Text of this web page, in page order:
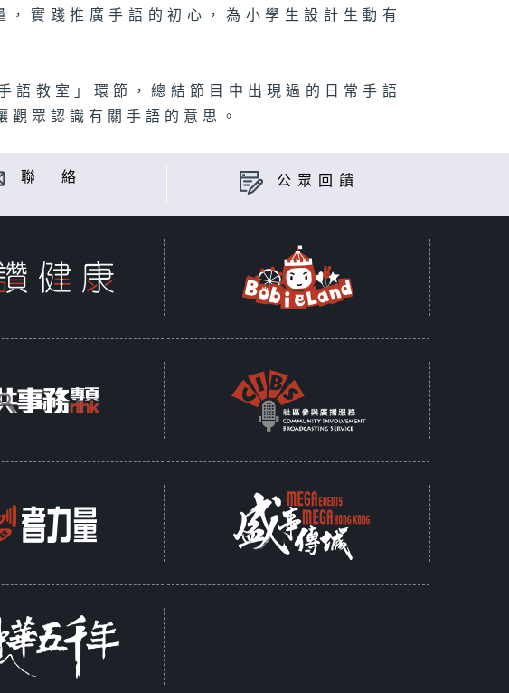
實踐推廣手語的初心，為小學生設計生動有
語教室」環節，總結節目中出現過的日常手語
眾認識有關手語的意思。
聯 絡 公眾回饋